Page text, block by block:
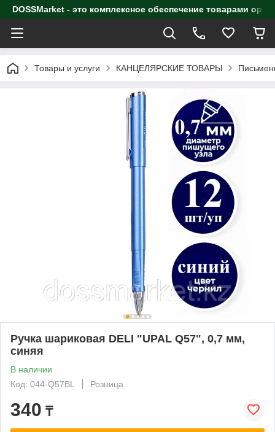
DOSSMarket - это комплексное обеспечение товарами
Товары и услуги КАНЦЕЛЯРСКИЕ ТОВАРЫ
Ручка шариковая DELI "UPAL Q57", 0,7 мм,
синяя
В наличии
Код: 044-Q57BL
Розница
340 ₸